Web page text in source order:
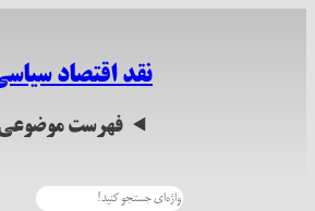
نقد اقتصاد
فهرست